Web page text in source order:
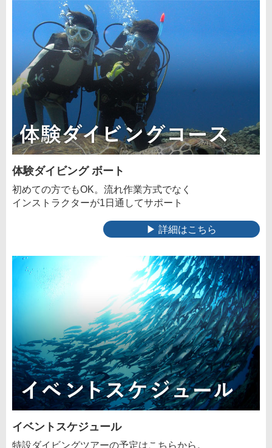
体験ダイビング ボート
初めての方でもOK。流れ作業方式でなく
インストラクターが1日通してサポート
▶ 詳細はこちら
イベントスケジュール
特設ダイビングツアーの予定はこちらから。